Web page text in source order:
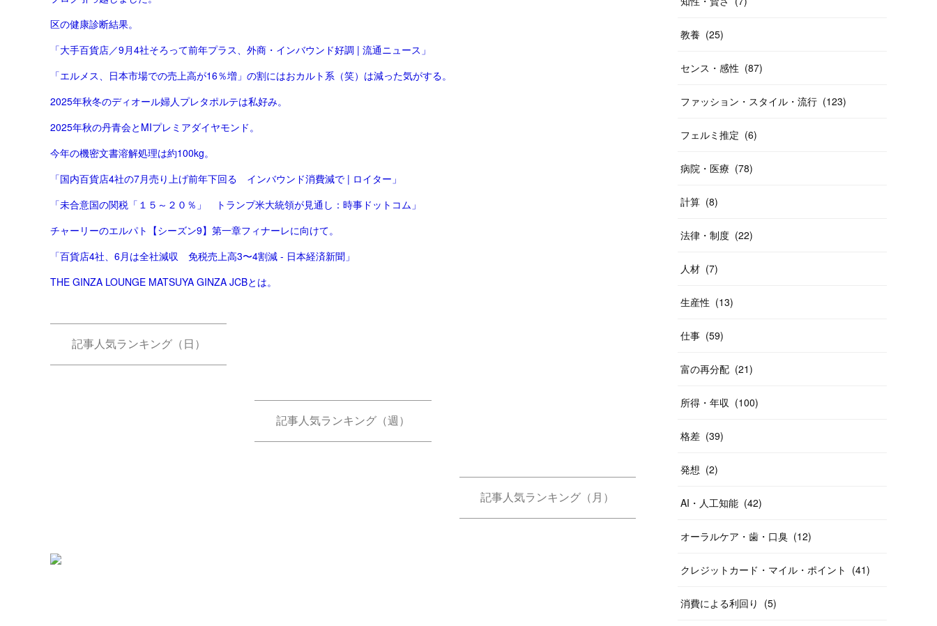
区の健康診断結果。
「大手百貨店／9月4社そろって前年プラス、外商・インバウンド好調 | 流通ニュース」
「エルメス、日本市場での売上高が16％増」の割にはおカルト系（笑）は減った気がする。
2025年秋冬のディオール婦人プレタポルテは私好み。
2025年秋の丹青会とMIプレミアダイヤモンド。
今年の機密文書溶解処理は約100kg。
「国内百貨店4社の7月売り上げ前年下回る インバウンド消費減で | ロイター」
「未合意国の関税「１５～２０％」 トランプ米大統領が見通し：時事ドットコム」
チャーリーのエルパト【シーズン9】第一章フィナーレに向けて。
「百貨店4社、6月は全社減収 免税売上高3〜4割減 - 日本経済新聞」
THE GINZA LOUNGE MATSUYA GINZA JCBとは。
記事人気ランキング（日）
記事人気ランキング（週）
記事人気ランキング（月）
教養 (25)
センス・感性 (87)
ファッション・スタイル・流行 (123)
フェルミ推定 (6)
病院・医療 (78)
計算 (8)
法律・制度 (22)
人材 (7)
生産性 (13)
仕事 (59)
富の再分配 (21)
所得・年収 (100)
格差 (39)
発想 (2)
AI・人工知能 (42)
オーラルケア・歯・口臭 (12)
クレジットカード・マイル・ポイント (41)
消費による利回り (5)